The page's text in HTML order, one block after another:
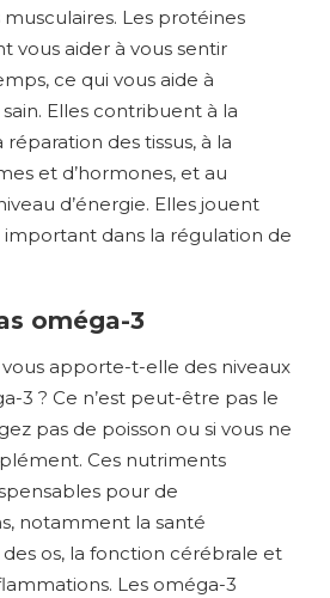
Les protéines
vous aider à vous sentir
ce qui vous aide à
Elles contribuent à la
des tissus, à la
et d’hormones, et au
d’énergie. Elles jouent
dans la régulation de
oméga-3
apporte-t-elle des niveaux
3 ? Ce n’est peut-être pas le
pas de poisson ou si vous ne
Ces nutriments
pour de
notamment la santé
os, la fonction cérébrale et
Les oméga-3